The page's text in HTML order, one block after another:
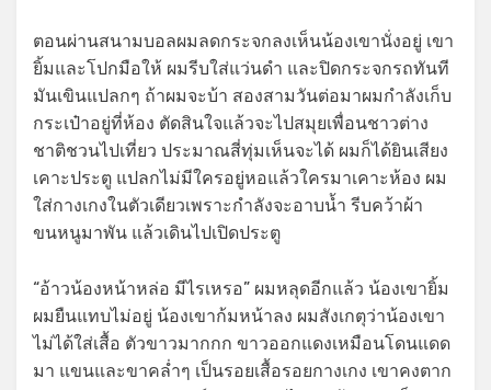
ตอนผ่านสนามบอลผมลดกระจกลงเห็นน้องเขานั่งอยู่ เขา
ยิ้มและโปกมือให้ ผมรีบใส่แว่นดำ และปิดกระจกรถทันที
มันเขินแปลกๆ ถ้าผมจะบ้า สองสามวันต่อมาผมกำลังเก็บ
กระเป๋าอยู่ที่ห้อง ตัดสินใจแล้วจะไปสมุยเพื่อนชาวต่าง
ชาติชวนไปเที่ยว ประมาณสี่ทุ่มเห็นจะได้ ผมก็ได้ยินเสียง
เคาะประตู แปลกไม่มีใครอยู่หอแล้วใครมาเคาะห้อง ผม
ใส่กางเกงในตัวเดียวเพราะกำลังจะอาบน้ำ รีบคว้าผ้า
ขนหนูมาพัน แล้วเดินไปเปิดประตู
“อ้าวน้องหน้าหล่อ มีไรเหรอ” ผมหลุดอีกแล้ว น้องเขายิ้ม
ผมยืนแทบไม่อยู่ น้องเขาก้มหน้าลง ผมสังเกตุว่าน้องเขา
ไม่ได้ใส่เสื้อ ตัวขาวมากกก ขาวออกแดงเหมือนโดนแดด
มา แขนและขาคล่ำๆ เป็นรอยเสื้อรอยกางเกง เขาคงตาก